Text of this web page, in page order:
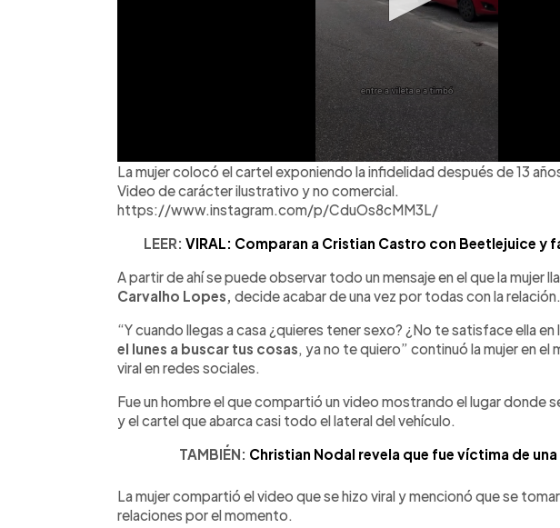
La mujer colocó el cartel exponiendo la infidelidad después de 13
Video de carácter ilustrativo y no comercial.
https://www.instagram.com/p/CduOs8cMM3L/
LEER: VIRAL: Comparan a Cristian Castro con Beetlejuice y
A partir de ahí se puede observar todo un mensaje en el que la mujer
Carvalho Lopes, decide acabar de una vez por todas con la relación.
“Y cuando llegas a casa ¿quieres tener sexo? ¿No te satisface ella en
el lunes a buscar tus cosas , ya no te quiero” continuó la mujer en el
viral en redes sociales.
Fue un hombre el que compartió un video mostrando el lugar donde
y el cartel que abarca casi todo el lateral del vehículo.
TAMBIÉN: Christian Nodal revela que fue víctima de
La mujer compartió el video que se hizo viral y mencionó que se
relaciones por el momento.